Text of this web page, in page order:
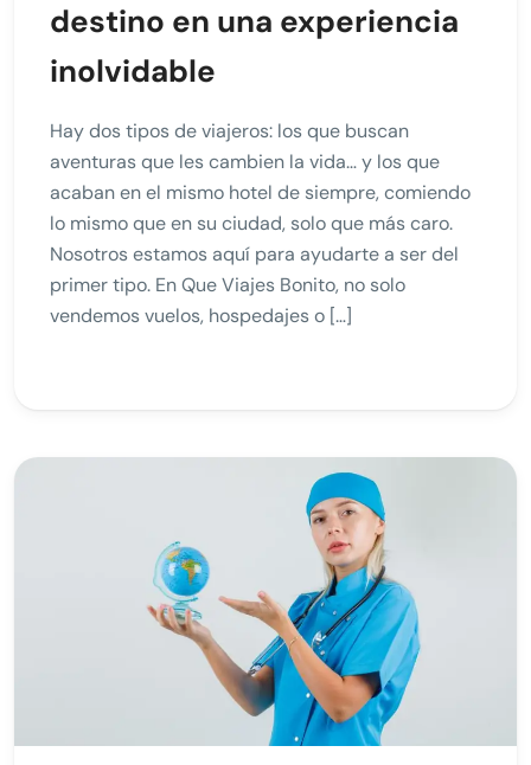
destino en una experiencia
inolvidable
Hay dos tipos de viajeros: los que buscan
aventuras que les cambien la vida… y los que
acaban en el mismo hotel de siempre, comiendo
lo mismo que en su ciudad, solo que más caro.
Nosotros estamos aquí para ayudarte a ser del
primer tipo. En Que Viajes Bonito, no solo
vendemos vuelos, hospedajes o […]